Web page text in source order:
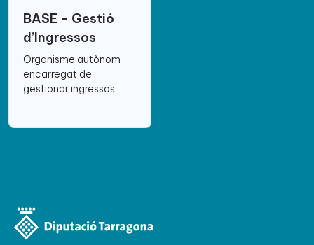
BASE – Gestió
d’Ingressos
Organisme autònom
encarregat de
gestionar ingressos.